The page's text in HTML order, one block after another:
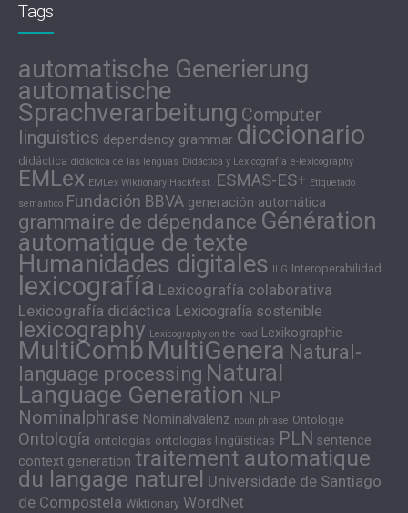
Tags
automatische Generierung
automatische
Sprachverarbeitung Computer
linguistics dependency grammar diccionario
didáctica didáctica de las lenguas Didáctica y Lexicografía e-lexicography
EMLex EMLex Wiktionary Hackfest. ESMAS-ES+ Etiquetado
semántico Fundación BBVA generación automática
grammaire de dépendance Génération
automatique de texte
Humanidades digitales ILG Interoperabilidad
lexicografía Lexicografía colaborativa
Lexicografía didáctica Lexicografía sostenible
lexicography Lexicography on the road Lexikographie
MultiComb MultiGenera Natural-
language processing Natural
Language Generation NLP
Nominalphrase Nominalvalenz noun phrase Ontologie
Ontología ontologías ontologías lingüísticas PLN sentence
context generation traitement automatique
du langage naturel Universidade de Santiago
de Compostela Wiktionary WordNet